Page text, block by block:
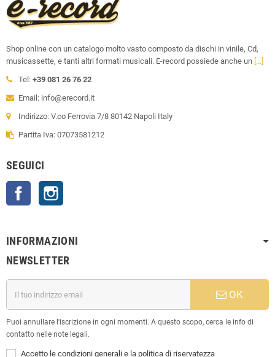
Shop online con un catalogo molto vasto composto da dischi in vinile, Cd,
musicassette, e tanti altri formati musicali. E-record possiede anche un [...]
Tel: +39 081 26 76 22
Email: info@erecord.it
Indirizzo: V.co Ferrovia 7/8 80142 Napoli Italy
Partita Iva: 07073581212
SEGUICI
Facebook
INFORMAZIONI
NEWSLETTER
OK
Puoi annullare l'iscrizione in ogni momenti. A questo scopo, cerca le info di
contatto nelle note legali.
Accetto le condizioni generali e la politica di riservatezza